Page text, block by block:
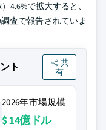
4.6%で拡大すると、
査で報告されていま
ト
共
有
2026年市場規模
$ 14億ドル